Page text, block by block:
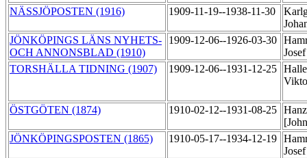
NÄSSJÖPOSTEN (1916)
1909-11-19--1938-11-30
JÖNKÖPINGS LÄNS NYHETS-
OCH ANNONSBLAD (1910)
1909-12-06--1926-03-30
TORSHÄLLA TIDNING (1907)
1909-12-06--1931-12-25
ÖSTGÖTEN (1874) 1910-02-12--1931-08-25
JÖNKÖPINGSPOSTEN (1865)
1910-05-17--1934-12-19